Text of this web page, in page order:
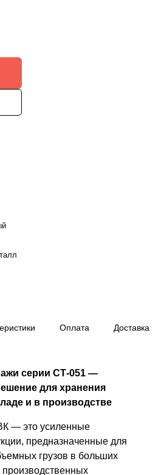
Оплата Доставка
серии СТ-051 —
для хранения
и в производстве
— это усиленные
предназначенные для
грузов в больших